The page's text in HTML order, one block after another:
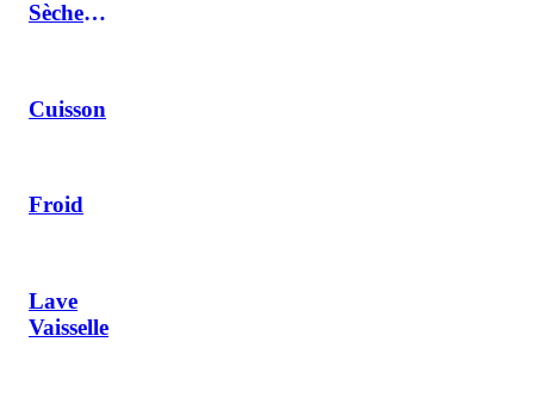
Sèche
Cuisson
Froid
Lave
Vaisselle